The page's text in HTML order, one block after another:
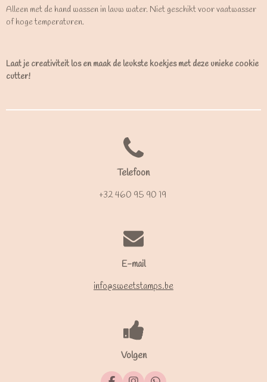
Alleen met de hand wassen in lauw water. Niet geschikt voor vaatwasser
of hoge temperaturen.
Laat je creativiteit los en maak de leukste koekjes met deze unieke cookie
cutter!
Telefoon
+32 460 95 90 19
E-mail
info@sweetstamps.be
Volgen